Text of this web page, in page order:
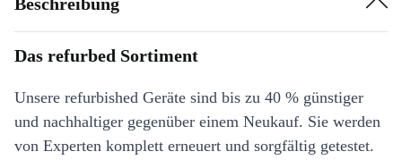
Das refurbed Sortiment
Unsere refurbished Geräte sind bis zu 40 % günstiger
und nachhaltiger gegenüber einem Neukauf. Sie werden
von Experten komplett erneuert und sorgfältig getestet.